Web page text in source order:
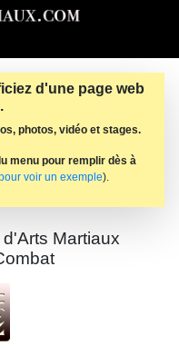
d'une page web
photos, vidéo et stages.
menu pour remplir dès à
voir un exemple).
Martiaux